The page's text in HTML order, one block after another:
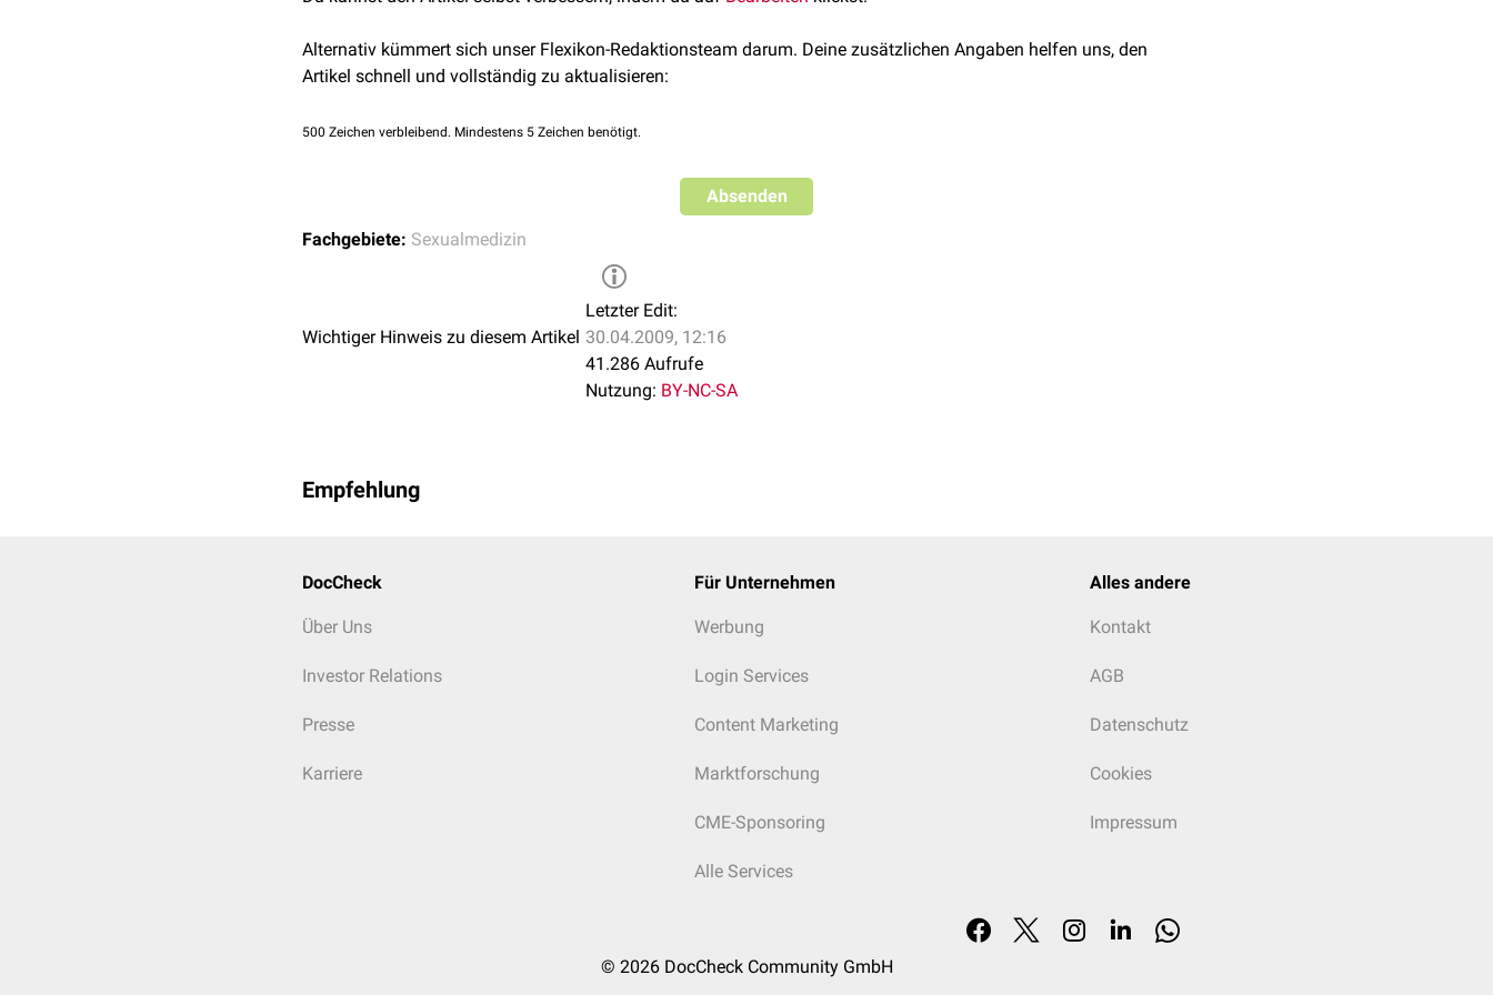
Antidepressiva(z.B. Dapoxetin)
Alternativ kümmert sich unser Flexikon-Redaktionsteam darum. Deine zusätzlichen Angaben helfen uns, den
Artikel schnell und vollständig zu aktualisieren:
500 Zeichen verbleibend. Mindestens 5 Zeichen benötigt.
Absenden
Fachgebiete: Sexualmedizin
Wichtiger Hinweis zu diesem Artikel
Letzter Edit:
30.04.2009, 12:16
41.286 Aufrufe
Nutzung: BY-NC-SA
Empfehlung
DocCheck
Über Uns
Investor Relations
Presse
Karriere
Für Unternehmen
Werbung
Login Services
Content Marketing
Marktforschung
CME-Sponsoring
Alle Services
Alles andere
Kontakt
AGB
Datenschutz
Cookies
Impressum
© 2026 DocCheck Community GmbH